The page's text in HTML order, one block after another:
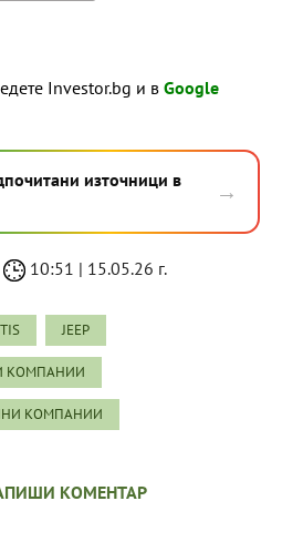
Investor.bg и в Google
източници в
→
10:51 | 15.05.26 г.
JEEP
КОМПАНИИ
КОМПАНИИ
КОМЕНТАР